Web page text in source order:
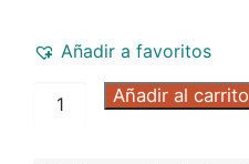
Añadir a favoritos
Añadir al carrito